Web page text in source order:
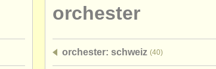
orchester
orchester: schweiz (40)